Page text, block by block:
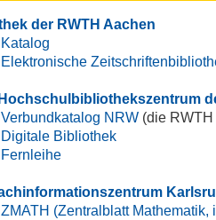
der RWTH Aachen
Katalog
Elektronische
Verbundkatalog NRW (die
Digitale Bibliothek
Fernleihe
ZMATH (Zentralblatt